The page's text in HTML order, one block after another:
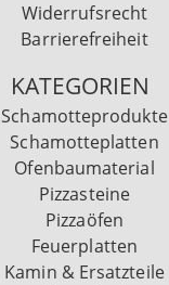
Widerrufsrecht
Barrierefreiheit
KATEGORIEN
Schamotteprodukte
Schamotteplatten
Ofenbaumaterial
Pizzasteine
Pizzaöfen
Feuerplatten
Kamin & Ersatzteile